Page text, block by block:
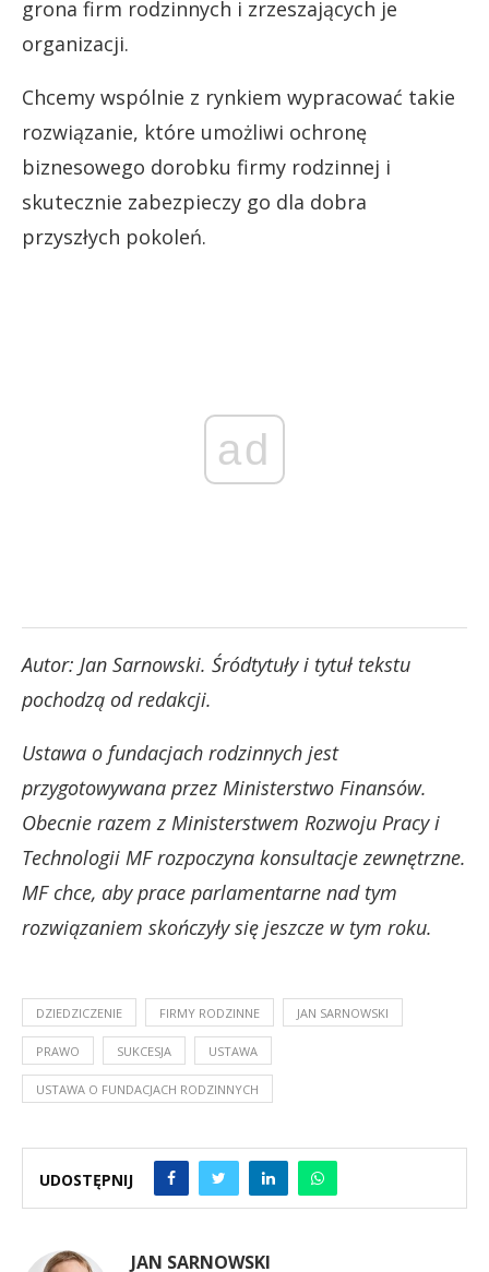
grona firm rodzinnych i zrzeszających je
organizacji.
Chcemy wspólnie z rynkiem wypracować takie
rozwiązanie, które umożliwi ochronę
biznesowego dorobku firmy rodzinnej i
skutecznie zabezpieczy go dla dobra
przyszłych pokoleń.
ad
Autor: Jan Sarnowski. Śródtytuły i tytuł tekstu
pochodzą od redakcji.
Ustawa o fundacjach rodzinnych jest
przygotowywana przez Ministerstwo Finansów.
Obecnie razem z Ministerstwem Rozwoju Pracy i
Technologii MF rozpoczyna konsultacje zewnętrzne.
MF chce, aby prace parlamentarne nad tym
rozwiązaniem skończyły się jeszcze w tym roku.
DZIEDZICZENIE FIRMY RODZINNE JAN SARNOWSKI
PRAWO SUKCESJA USTAWA
USTAWA O FUNDACJACH RODZINNYCH
UDOSTĘPNIJ
JAN SARNOWSKI